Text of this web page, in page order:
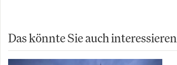
Das könnte Sie auch interessieren